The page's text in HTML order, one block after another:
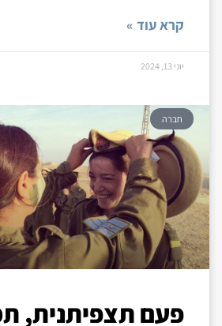
קרא עוד »
יוני 13, 2024
חברה
פעם תצפיתנית,